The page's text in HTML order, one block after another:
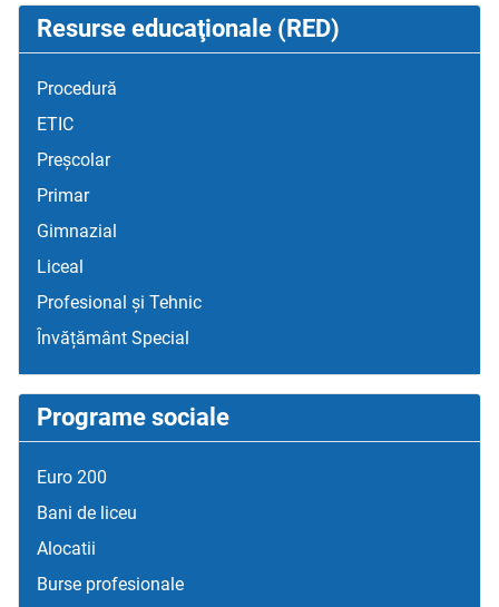
Resurse educaţionale (RED)
Procedură
ETIC
Preșcolar
Primar
Gimnazial
Liceal
Profesional și Tehnic
Învățământ Special
Programe sociale
Euro 200
Bani de liceu
Alocatii
Burse profesionale